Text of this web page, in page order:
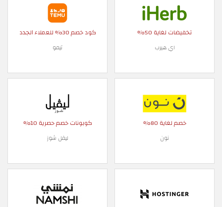
تخفيضات لغاية 50%
اي هيرب
كود خصم 30% للعملاء الجدد
تيمو
خصم لغاية 80%
نون
كوبونات خصم حصرية 10%
ليفل شوز